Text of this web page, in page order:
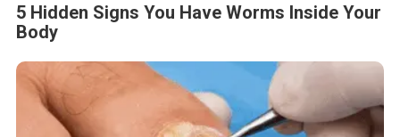
5 Hidden Signs You Have Worms Inside Your
Body